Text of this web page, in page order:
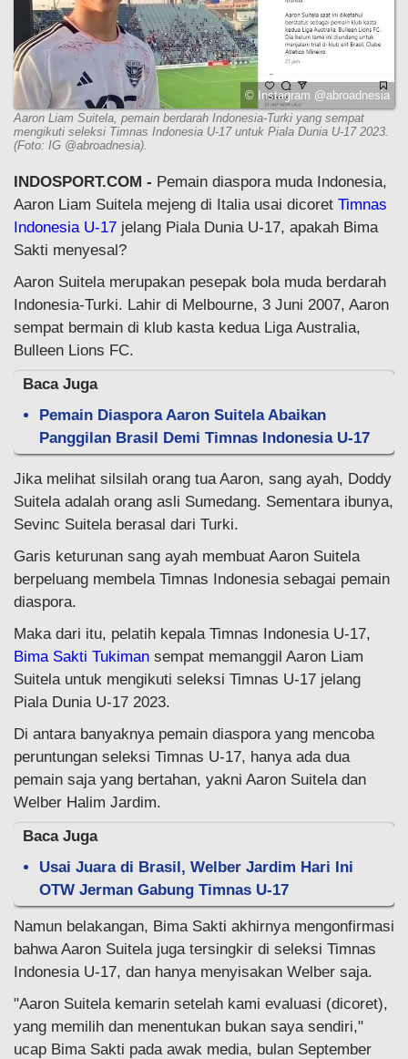
© Instagram @abroadnesia
Aaron Liam Suitela, pemain berdarah Indonesia-Turki yang sempat
mengikuti seleksi Timnas Indonesia U-17 untuk Piala Dunia U-17 2023.
(Foto: IG @abroadnesia).
INDOSPORT.COM - Pemain diaspora muda Indonesia,
Aaron Liam Suitela mejeng di Italia usai dicoret Timnas
Indonesia U-17 jelang Piala Dunia U-17, apakah Bima
Sakti menyesal?
Aaron Suitela merupakan pesepak bola muda berdarah
Indonesia-Turki. Lahir di Melbourne, 3 Juni 2007, Aaron
sempat bermain di klub kasta kedua Liga Australia,
Bulleen Lions FC.
Baca Juga
Pemain Diaspora Aaron Suitela Abaikan
Panggilan Brasil Demi Timnas Indonesia U-17
Jika melihat silsilah orang tua Aaron, sang ayah, Doddy
Suitela adalah orang asli Sumedang. Sementara ibunya,
Sevinc Suitela berasal dari Turki.
Garis keturunan sang ayah membuat Aaron Suitela
berpeluang membela Timnas Indonesia sebagai pemain
diaspora.
Maka dari itu, pelatih kepala Timnas Indonesia U-17,
Bima Sakti Tukiman sempat memanggil Aaron Liam
Suitela untuk mengikuti seleksi Timnas U-17 jelang
Piala Dunia U-17 2023.
Di antara banyaknya pemain diaspora yang mencoba
peruntungan seleksi Timnas U-17, hanya ada dua
pemain saja yang bertahan, yakni Aaron Suitela dan
Welber Halim Jardim.
Baca Juga
Usai Juara di Brasil, Welber Jardim Hari Ini
OTW Jerman Gabung Timnas U-17
Namun belakangan, Bima Sakti akhirnya mengonfirmasi
bahwa Aaron Suitela juga tersingkir di seleksi Timnas
Indonesia U-17, dan hanya menyisakan Welber saja.
"Aaron Suitela kemarin setelah kami evaluasi (dicoret),
yang memilih dan menentukan bukan saya sendiri,"
ucap Bima Sakti pada awak media, bulan September